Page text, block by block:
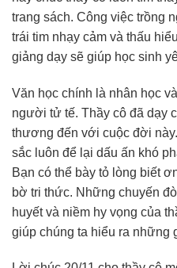
trang sách. Công việc trồng
trái tim nhạy cảm và thấu
giảng dạy sẽ giúp học sinh
Văn học chính là nhân học
người tử tế. Thầy cô đã dạy
thương đến với cuộc đời
sắc luôn để lại dấu ấn khó
Bạn có thể bày tỏ lòng biết
bờ tri thức. Những chuyến
huyết và niềm hy vọng của
giúp chúng ta hiểu ra những